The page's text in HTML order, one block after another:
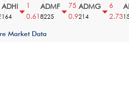
0.61
ADMF
8225
75
0.9
ADMG
214
2.73
Market Data